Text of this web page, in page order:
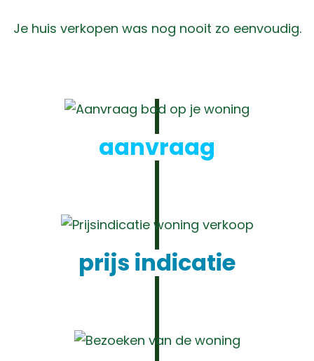
Je huis verkopen was nog nooit zo eenvoudig.
aanvraag
prijs indicatie